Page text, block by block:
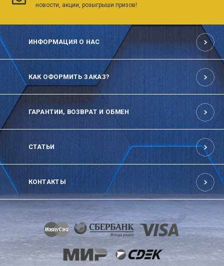
новости, акции, розыгрыши призов!
ИНФОРМАЦИЯ О НАС
КАК ОФОРМИТЬ ЗАКАЗ?
ГАРАНТИИ, ВОЗВРАТ И ОБМЕН
СТАТЬИ
КОНТАКТЫ